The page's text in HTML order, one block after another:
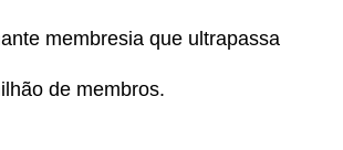
membresia que ultrapassa
de membros.